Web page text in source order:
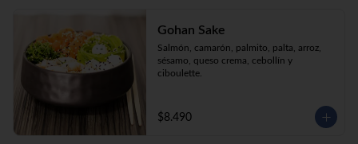
Gohan Sake
Salmón, camarón, palmito, palta, arroz,
sésamo, queso crema, cebollín y
ciboulette.
$8.490